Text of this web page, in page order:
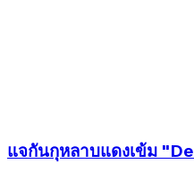
แจกันกุหลาบแดงเข้ม